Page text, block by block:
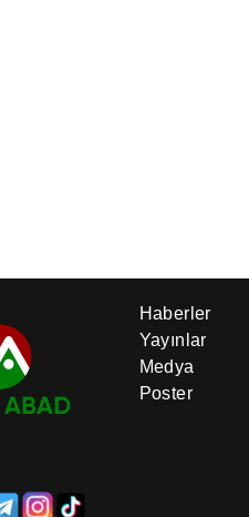
Haberler
Yayınlar
Medya
Poster